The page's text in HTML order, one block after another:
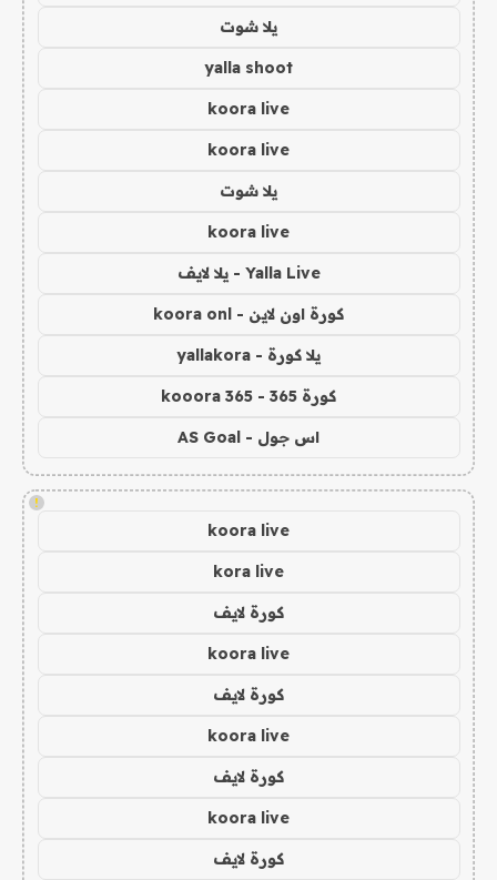
يلا شوت
yalla shoot
koora live
koora live
يلا شوت
koora live
Yalla Live - يلا لايف
كورة اون لاين - koora onl
يلا كورة - yallakora
كورة 365 - kooora 365
اس جول - AS Goal
!
koora live
kora live
كورة لايف
koora live
كورة لايف
koora live
كورة لايف
koora live
كورة لايف